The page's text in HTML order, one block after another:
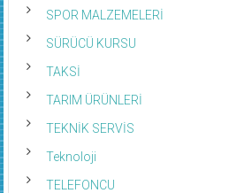
SPOR MALZEMELERİ
SÜRÜCÜ KURSU
TAKSİ
TARIM ÜRÜNLERİ
TEKNİK SERVİS
Teknoloji
TELEFONCU